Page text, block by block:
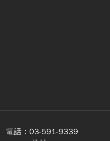
電話： 03-591-9339